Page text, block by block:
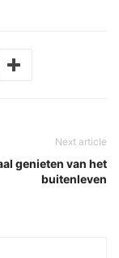
Next article
genieten van het
buitenleven